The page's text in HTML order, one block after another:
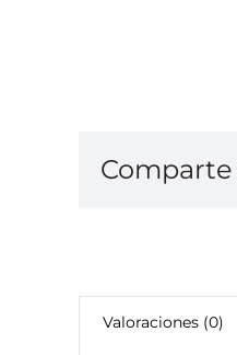
Valoraciones (0)